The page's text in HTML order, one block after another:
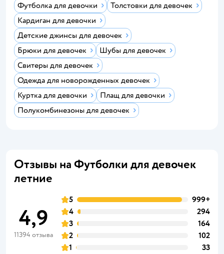
Футболка для девочки
Толстовки для девочек
Кардиган для девочки
Детские джинсы для девочек
Брюки для девочек
Шубы для девочек
Свитеры для девочек
Одежда для новорожденных девочек
Куртка для девочки
Плащ для девочки
Полукомбинезоны для девочек
Отзывы на Футболки для девочек
летние
4,9
11394 отзыва
5
999+
4
294
3
164
2
102
1
33